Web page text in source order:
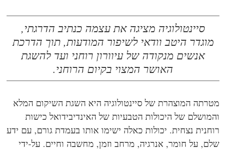
סיינטולוגיה מציגה את עצמה כנתיב הדרגתי,
היטב וודאי לשיפור המודעות, תוך הדרכת
אנשים מנקודה של עיוורון רוחני ועד להשגת
האושר המצוי בקיום הרוחני.
המוצהרת של סיינטולוגיה היא השגת השיקום המלא
של היכולות הטבעיות של האינדיבידואל כישות
נצחית. יכולות כאלה ישימו אותו בעמדת גורם, עם ידע
על חומר, אנרגיה, מרחב וזמן, מחשבה וחיים. על-ידי